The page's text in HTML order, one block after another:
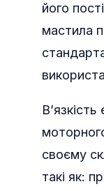
його
мастила
своєму
такі як: